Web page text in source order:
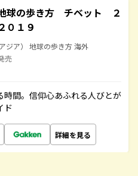
球の歩き方 チベット ２
０１９
ジア） 地球の歩き方 海外
売
間。信仰心あふれる人びとが
ド
詳細を見る